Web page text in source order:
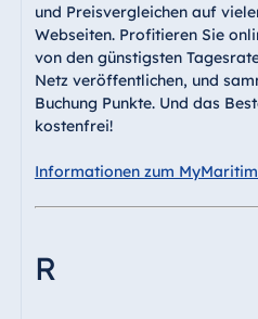
und Preisvergleichen auf
Webseiten. Profitieren Sie
von den günstigsten
Netz veröffentlichen, und
Buchung Punkte. Und das
kostenfrei!
Informationen zum
R